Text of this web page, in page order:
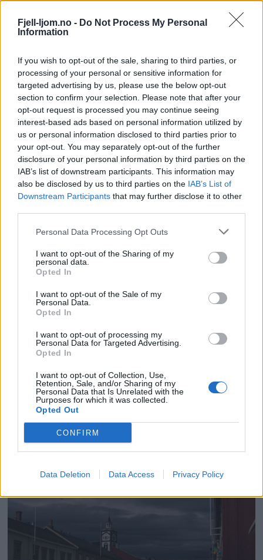
Fjell-ljom.no - Do Not Process My Personal
Information
If you wish to opt-out of the sale, sharing to third parties, or
processing of your personal or sensitive information for
targeted advertising by us, please use the below opt-out
section to confirm your selection. Please note that after your
opt-out request is processed you may continue seeing
interest-based ads based on personal information utilized by
us or personal information disclosed to third parties prior to
your opt-out. You may separately opt-out of the further
disclosure of your personal information by third parties on the
IAB’s list of downstream participants. This information may
also be disclosed by us to third parties on the IAB’s List of
Downstream Participants that may further disclose it to other
Personal Data Processing Opt Outs
I want to opt-out of the Sharing of my
personal data.
Opted In
I want to opt-out of the Sale of my
Personal Data.
Opted In
I want to opt-out of processing my
Personal Data for Targeted Advertising.
Opted In
I want to opt-out of Collection, Use,
Retention, Sale, and/or Sharing of my
Personal Data that Is Unrelated with the
Purposes for which it was collected.
Opted Out
CONFIRM
Data Deletion Data Access Privacy Policy